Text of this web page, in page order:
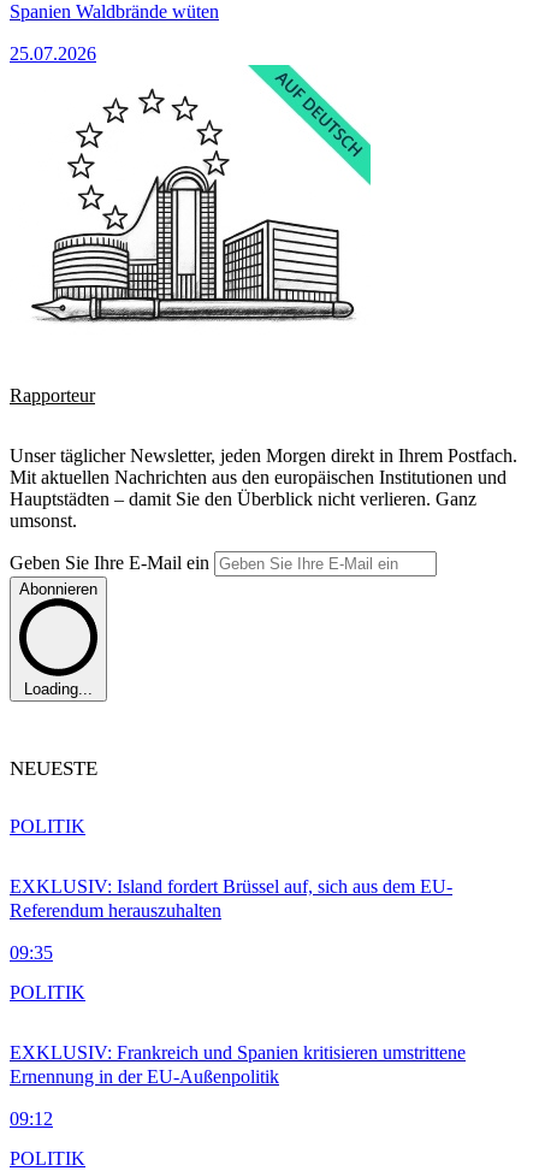
Spanien Waldbrände wüten
25.07.2026
Rapporteur
Unser täglicher Newsletter, jeden Morgen direkt in Ihrem Postfach.
Mit aktuellen Nachrichten aus den europäischen Institutionen und
Hauptstädten – damit Sie den Überblick nicht verlieren. Ganz
umsonst.
Geben Sie Ihre E-Mail ein
Abonnieren
Loading...
NEUESTE
EXKLUSIV: Island fordert Brüssel auf, sich aus dem EU-
Referendum herauszuhalten
09:35
POLITIK
EXKLUSIV: Frankreich und Spanien kritisieren umstrittene
Ernennung in der EU-Außenpolitik
09:12
POLITIK
POLITIK